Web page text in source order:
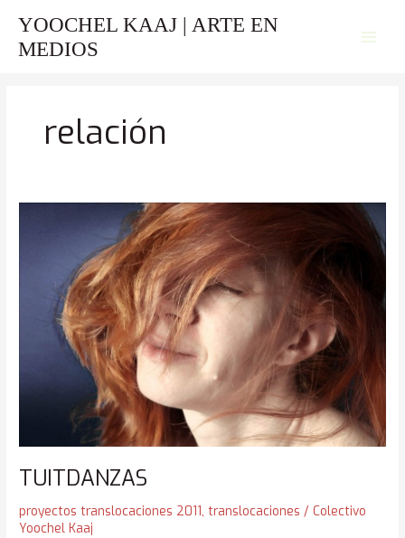
contenido
YOOCHEL KAAJ | ARTE EN
MEDIOS
relación
TUITDANZAS
proyectos translocaciones 2011,translocaciones / Colectivo
Yoochel Kaaj